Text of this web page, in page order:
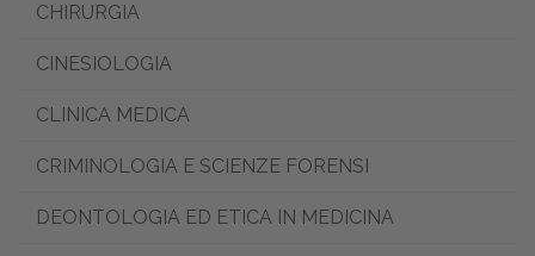
CHIRURGIA
CINESIOLOGIA
CLINICA MEDICA
CRIMINOLOGIA E SCIENZE FORENSI
DEONTOLOGIA ED ETICA IN MEDICINA